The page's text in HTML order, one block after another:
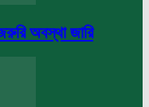
অবস্থা জারি